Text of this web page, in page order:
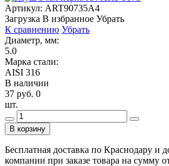
Артикул: ART90735А4
Загрузка В избранное Убрать
К сравнению Убрать
Диаметр, мм:
5.0
Марка стали:
AISI 316
В наличии
37 руб. 0
шт.
В корзину
Бесплатная доставка по Краснодару и
компании при заказе товара на сумму